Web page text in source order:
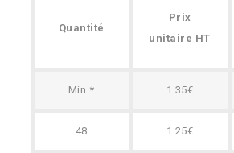
Quantité
Prix
unitaire HT
Min.* 1.35€
48 1.25€